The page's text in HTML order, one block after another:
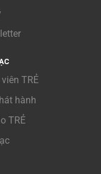
TRẺ
hành
TRẺ